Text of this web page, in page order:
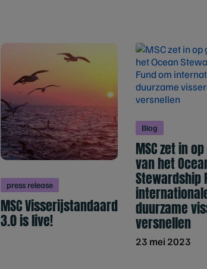
press release
MSC Visserijstandaard
3.0 is live!
Blog
MSC zet in
van het
Stewardship
duurzame
versnellen
23 mei 2023